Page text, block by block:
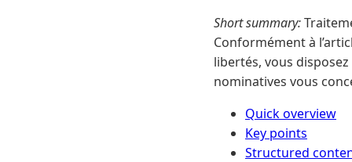
Short summary:
Conformément à
libertés, vous
nominatives vous
Quick overview
Key points
Structured